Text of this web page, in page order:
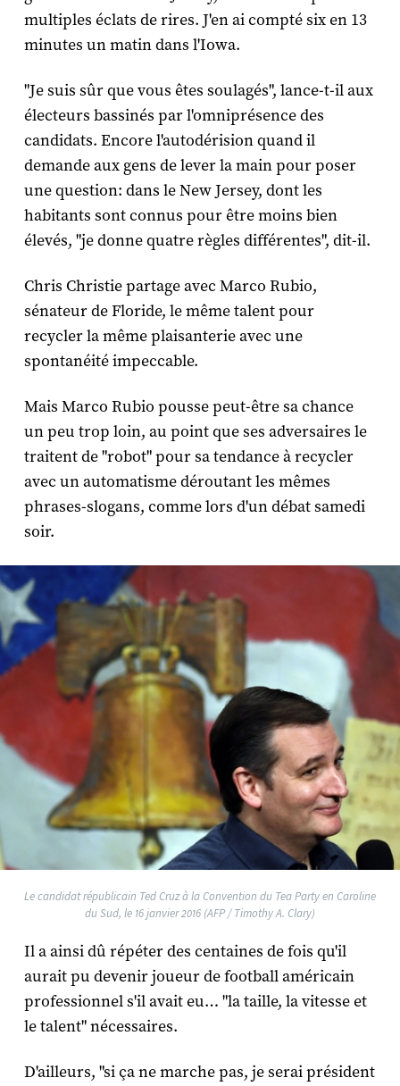
multiples éclats de rires. J'en ai compté six en 13
minutes un matin dans l'Iowa.
"Je suis sûr que vous êtes soulagés", lance-t-il aux
électeurs bassinés par l'omniprésence des
candidats. Encore l'autodérision quand il
demande aux gens de lever la main pour poser
une question: dans le New Jersey, dont les
habitants sont connus pour être moins bien
élevés, "je donne quatre règles différentes", dit-il.
Chris Christie partage avec Marco Rubio,
sénateur de Floride, le même talent pour
recycler la même plaisanterie avec une
spontanéité impeccable.
Mais Marco Rubio pousse peut-être sa chance
un peu trop loin, au point que ses adversaires le
traitent de "robot" pour sa tendance à recycler
avec un automatisme déroutant les mêmes
phrases-slogans, comme lors d'un débat samedi
soir.
Le candidat républicain Ted Cruz à la Convention du Tea Party en Caroline
du Sud, le 16 janvier 2016 (AFP / Timothy A. Clary)
Il a ainsi dû répéter des centaines de fois qu'il
aurait pu devenir joueur de football américain
professionnel s'il avait eu… "la taille, la vitesse et
le talent" nécessaires.
D'ailleurs, "si ça ne marche pas, je serai président